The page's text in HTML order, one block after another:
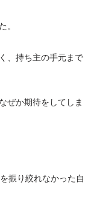
。
、持ち主の手元まで
ぜか期待をしてしま
振り絞れなかった自